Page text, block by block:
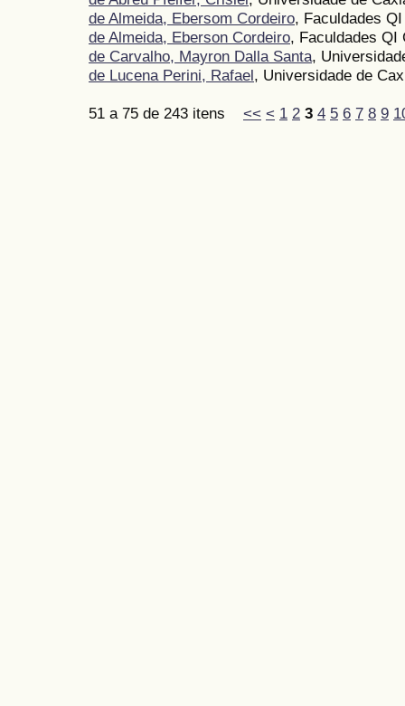
de Almeida, Ebersom Cordeiro, Faculdades
de Almeida, Eberson Cordeiro, Faculdades QI
de Carvalho, Mayron Dalla Santa,
de Lucena Perini, Rafael, Universidade de
51 a 75 de 243 itens << < 1 2 3 4 5 6 7 8 9